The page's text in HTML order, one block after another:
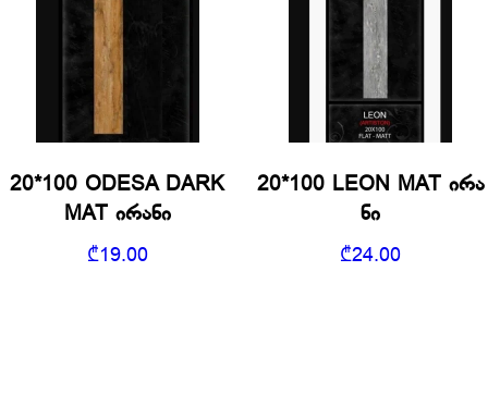
20*100 ODESA DARK
MAT ირანი
₾19.00
20*100 LEON MAT ირა
ნი
₾24.00